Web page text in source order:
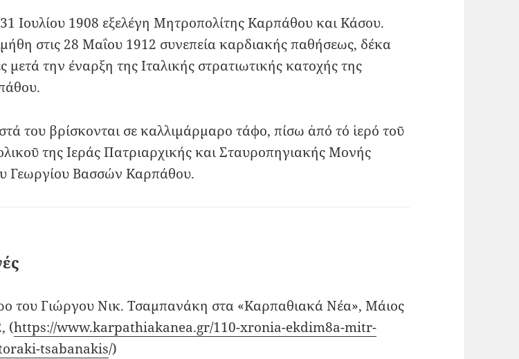
31 Ιουλίου 1908 εξελέγη Μητροπολίτης Καρπάθου και Κάσου.
στις 28 Μαΐου 1912 συνεπεία καρδιακής παθήσεως, δέκα
μετά την έναρξη της Ιταλικής στρατιωτικής κατοχής της
του βρίσκονται σε καλλιμάρμαρο τάφο, πίσω ἀπό τό ἱερό τοῦ
της Ιεράς Πατριαρχικής και Σταυροπηγιακής Μονής
Γεωργίου Βασσών Καρπάθου.
του Γιώργου Νικ. Τσαμπανάκη στα «Καρπαθιακά Νέα», Μάιος
(https://www.karpathiakanea.gr/110-xronia-ekdim8a-mitr-
tsabanakis/)